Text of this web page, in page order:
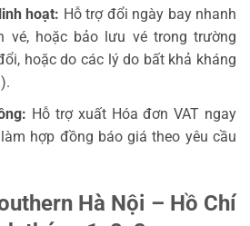
hoạt: Hỗ trợ đổi ngày bay nhanh
vé, hoặc bảo lưu vé trong trường
hoặc do các lý do bất khả kháng
Hỗ trợ xuất Hóa đơn VAT ngay
hợp đồng báo giá theo yêu cầu
Hà Nội – Hồ Chí